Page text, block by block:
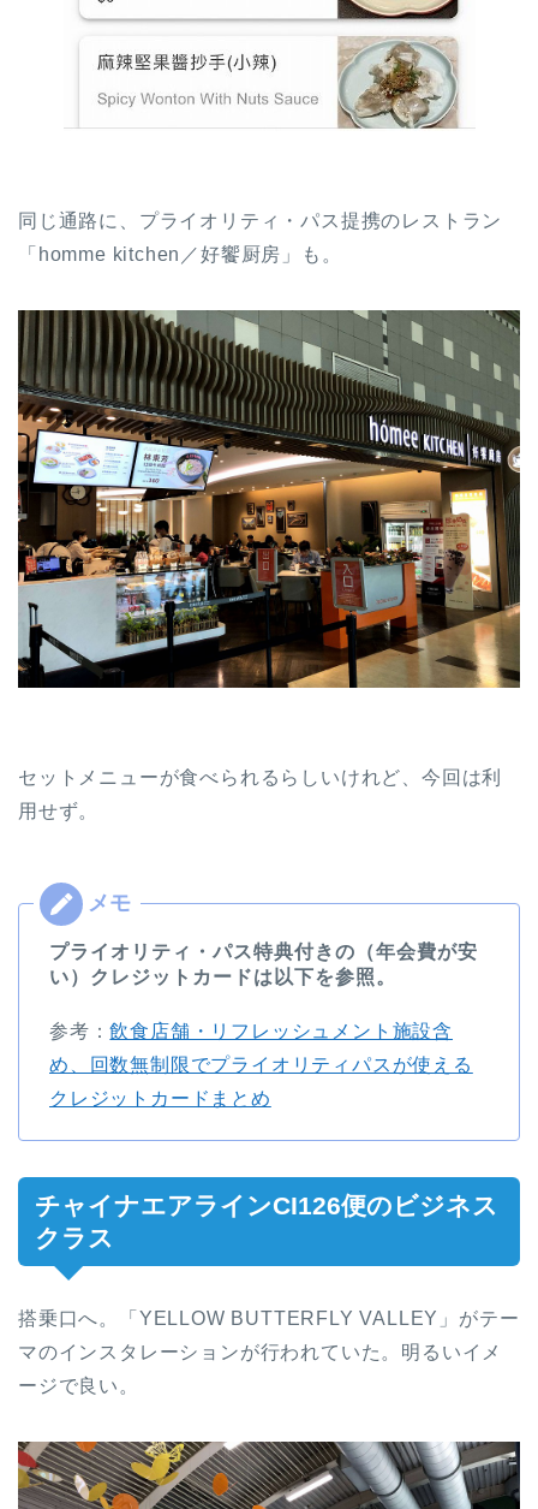
同じ通路に、プライオリティ・パス提携のレストラン
「homme kitchen／好饗厨房」も。
セットメニューが食べられるらしいけれど、今回は利
用せず。
プライオリティ・パス特典付きの（年会費が安
い）クレジットカードは以下を参照。
参考：飲食店舗・リフレッシュメント施設含
め、回数無制限でプライオリティパスが使える
クレジットカードまとめ
チャイナエアラインCI126便のビジネス
クラス
搭乗口へ。「YELLOW BUTTERFLY VALLEY」がテー
マのインスタレーションが行われていた。明るいイメ
ージで良い。